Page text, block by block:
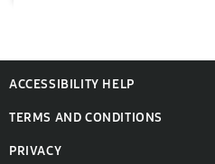
ACCESSIBILITY HELP
TERMS AND CONDITIONS
PRIVACY